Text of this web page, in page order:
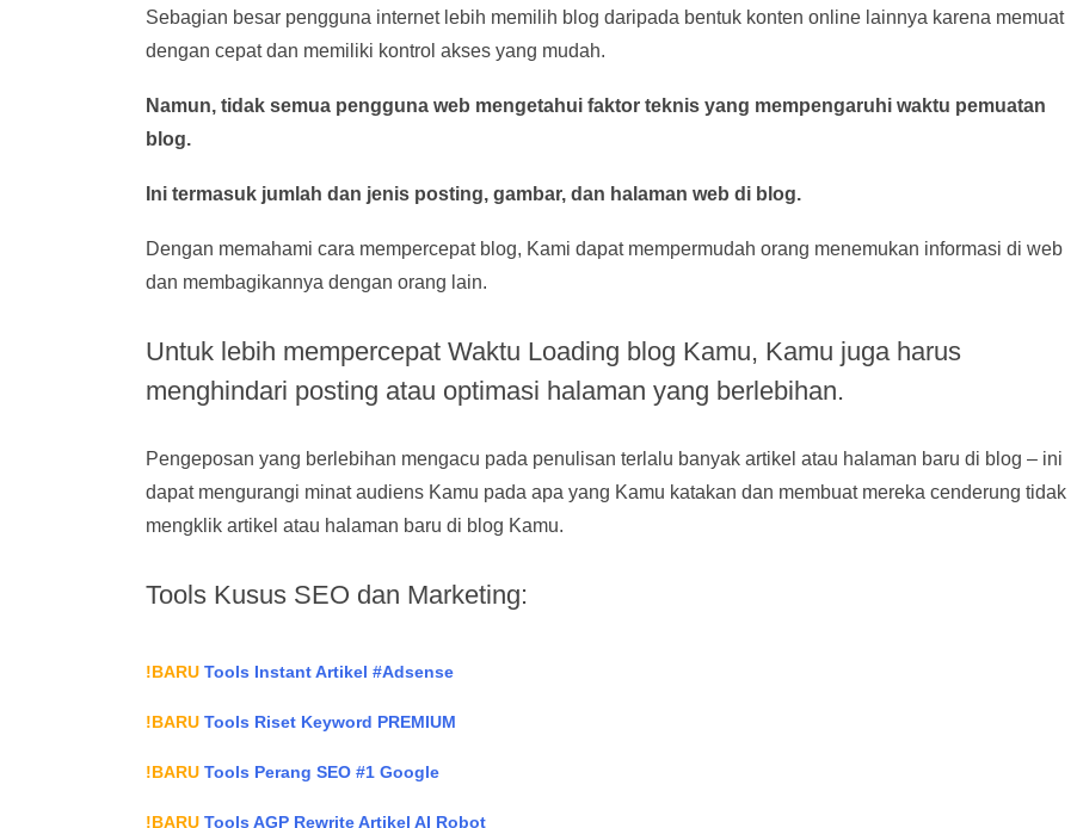
Sebagian besar pengguna internet lebih memilih blog daripada bentuk konten online lainnya karena memuat
dengan cepat dan memiliki kontrol akses yang mudah.
Namun, tidak semua pengguna web mengetahui faktor teknis yang mempengaruhi waktu pemuatan
blog.
Ini termasuk jumlah dan jenis posting, gambar, dan halaman web di blog.
Dengan memahami cara mempercepat blog, Kami dapat mempermudah orang menemukan informasi di web
dan membagikannya dengan orang lain.
Untuk lebih mempercepat Waktu Loading blog Kamu, Kamu juga harus
menghindari posting atau optimasi halaman yang berlebihan.
Pengeposan yang berlebihan mengacu pada penulisan terlalu banyak artikel atau halaman baru di blog – ini
dapat mengurangi minat audiens Kamu pada apa yang Kamu katakan dan membuat mereka cenderung tidak
mengklik artikel atau halaman baru di blog Kamu.
Tools Kusus SEO dan Marketing:
!BARU Tools Instant Artikel #Adsense
!BARU Tools Riset Keyword PREMIUM
!BARU Tools Perang SEO #1 Google
!BARU Tools AGP Rewrite Artikel AI Robot